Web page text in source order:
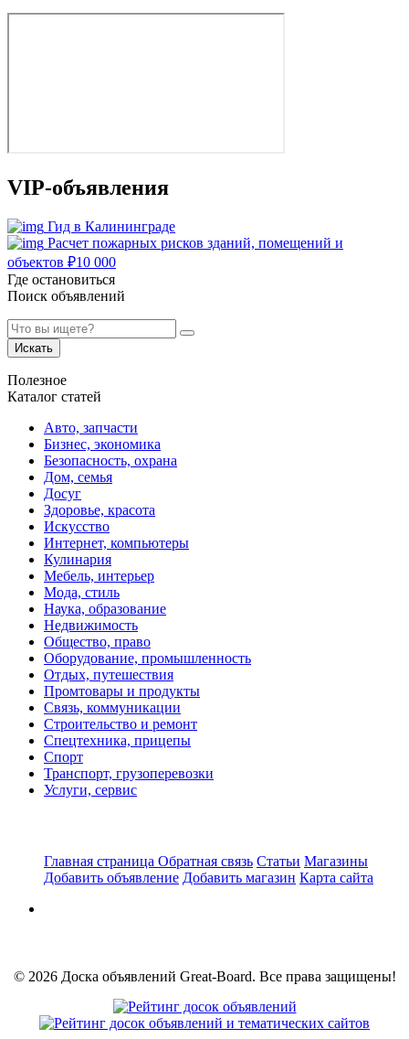
VIP-объявления
Гид в Калининграде
Расчет пожарных рисков зданий, помещений и
объектов ₽10 000
Где остановиться
Поиск объявлений
Искать
Полезное
Каталог статей
Авто, запчасти
Бизнес, экономика
Безопасность, охрана
Дом, семья
Досуг
Здоровье, красота
Искусство
Интернет, компьютеры
Кулинария
Мебель, интерьер
Мода, стиль
Наука, образование
Недвижимость
Общество, право
Оборудование, промышленность
Отдых, путешествия
Промтовары и продукты
Связь, коммуникации
Строительство и ремонт
Спецтехника, прицепы
Спорт
Транспорт, грузоперевозки
Услуги, сервис
Главная страница Обратная связь Статьи Магазины
Добавить объявление Добавить магазин Карта сайта
© 2026 Доска объявлений Great-Board. Все права защищены!